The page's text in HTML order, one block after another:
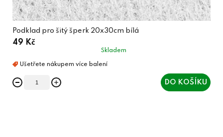
Podklad pro šitý šperk 20x30cm bílá
49 Kč
Skladem
DO KOŠÍKU